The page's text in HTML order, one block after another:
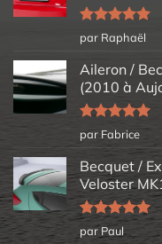
Note5sur
5
par Raphaël
Aileron /
(2010 à
Note5sur
5
par Fabrice
Becquet /
Veloster
Note5sur
par Paul